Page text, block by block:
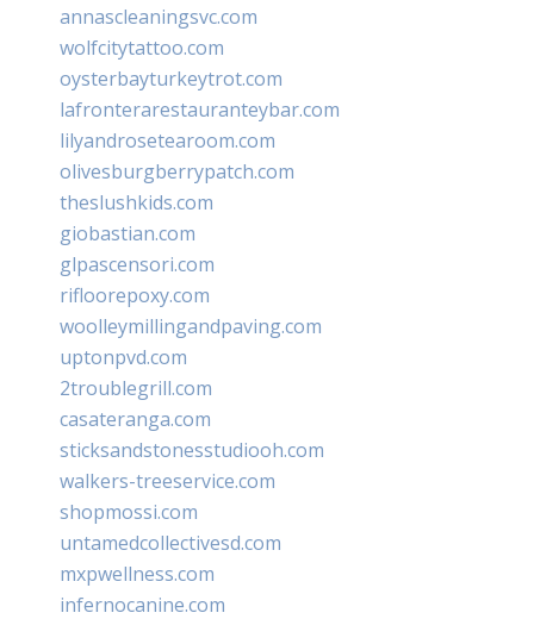
annascleaningsvc.com
wolfcitytattoo.com
oysterbayturkeytrot.com
lafronterarestauranteybar.com
lilyandrosetearoom.com
olivesburgberrypatch.com
theslushkids.com
giobastian.com
glpascensori.com
rifloorepoxy.com
woolleymillingandpaving.com
uptonpvd.com
2troublegrill.com
casateranga.com
sticksandstonesstudiooh.com
walkers-treeservice.com
shopmossi.com
untamedcollectivesd.com
mxpwellness.com
infernocanine.com